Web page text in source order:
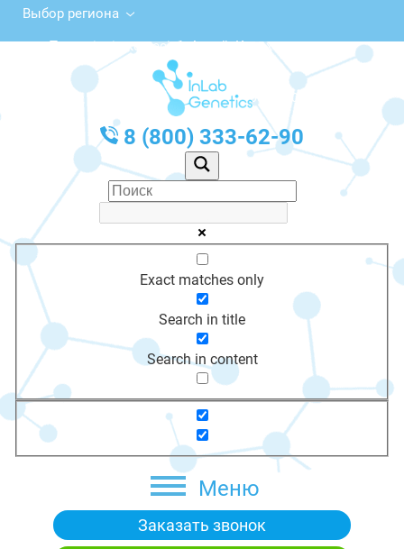
Выбор региона
Тәуелсіздік көшесі, 1, Алтай, Казахстан
с 10:00 до 20:00
График работы: Пн-Пт с 10:00 до 20:00
8 (800) 333-62-90
Exact matches only
Search in title
Search in content
Меню
Заказать звонок